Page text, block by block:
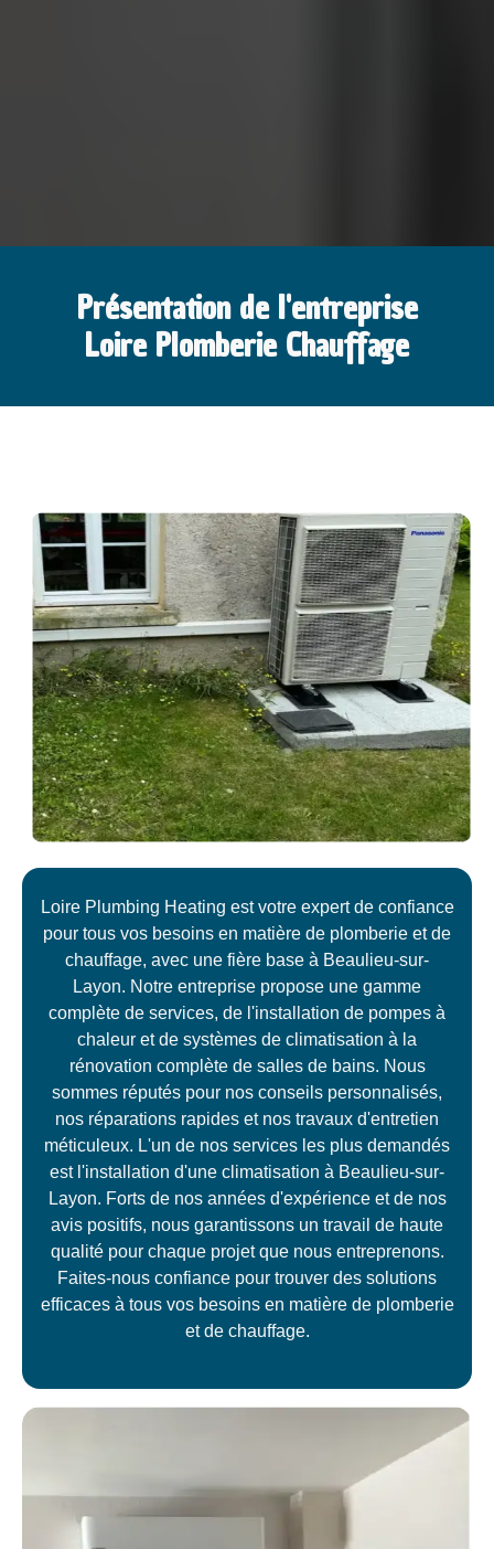
Présentation de l'entreprise
Loire Plomberie Chauffage
Loire Plumbing Heating est votre expert de confiance
pour tous vos besoins en matière de plomberie et de
chauffage, avec une fière base à Beaulieu-sur-
Layon. Notre entreprise propose une gamme
complète de services, de l'installation de pompes à
chaleur et de systèmes de climatisation à la
rénovation complète de salles de bains. Nous
sommes réputés pour nos conseils personnalisés,
nos réparations rapides et nos travaux d'entretien
méticuleux. L'un de nos services les plus demandés
est l'installation d'une climatisation à Beaulieu-sur-
Layon. Forts de nos années d'expérience et de nos
avis positifs, nous garantissons un travail de haute
qualité pour chaque projet que nous entreprenons.
Faites-nous confiance pour trouver des solutions
efficaces à tous vos besoins en matière de plomberie
et de chauffage.